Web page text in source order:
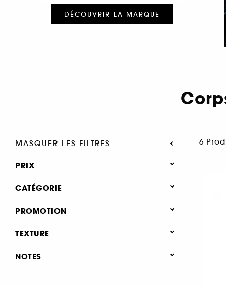
DÉCOUVRIR LA MARQUE
MASQUER LES FILTRES 6
PRIX
CATÉGORIE
Corps & Bain
Bain & Douche (1)
Soin corps homme (4)
PROMOTION
0 (5)
TEXTURE
Gel (3)
NOTES